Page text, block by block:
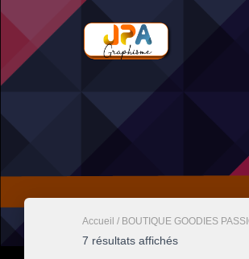
Accueil / BOUTIQUE GOODIES
7 résultats affichésTrié